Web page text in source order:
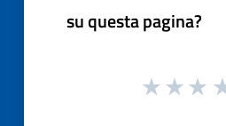
su questa pagina?